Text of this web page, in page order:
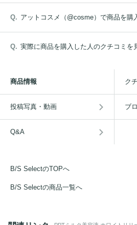
アットコスメ（@cosme）で商品を購
実際に商品を購入した人のクチコミを
商品情報 ク
投稿写真・動画 ブ
Q&A
B/S SelectのTOPへ
B/S Selectの商品一覧へ